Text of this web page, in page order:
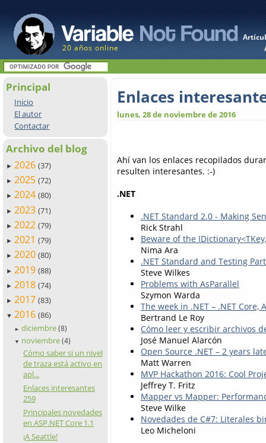
20 años online
Principal
Inicio
El autor
Contactar
Archivo del blog
► 2026 (37)
► 2025 (72)
► 2024 (80)
► 2023 (71)
► 2022 (79)
► 2021 (79)
► 2020 (80)
► 2019 (88)
► 2018 (74)
► 2017 (83)
▼ 2016 (86)
► diciembre (8)
▼ noviembre (4)
Cómo saber si un nivel
de traza está activo en
apl...
Enlaces interesantes
259
Principales novedades
en ASP.NET Core 1.1
¡A Seattle!
Enlaces
lunes, 28 de noviembre de 2016
Ahí van los enlaces recopilados
resulten interesantes. :-)
.NET
.NET Standard 2.0 - Making
Rick Strahl
Beware of the
Nima Ara
.NET Standard and Testing
Steve Wilkes
Problems with AsParallel
Szymon Warda
The week in .NET – .NET Core,
Bertrand Le Roy
Cómo leer y escribir archivos
José Manuel Alarcón
Open Source .NET – 2 years
Matt Warren
MVP Hackathon 2016: Cool
Jeffrey T. Fritz
Mapper vs Mapper:
Steve Wilke
Novedades de C#7: Literales
Leo Micheloni